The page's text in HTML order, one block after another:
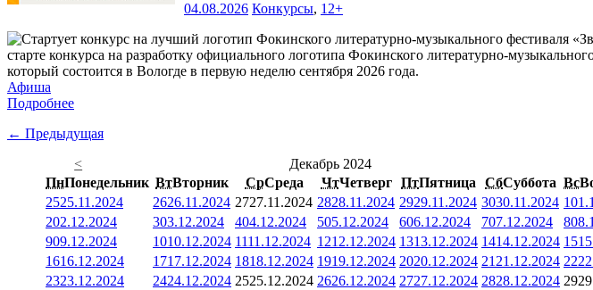
04.08.2026 Конкурсы, 12+
старте конкурса на разработку официального логотипа Фокинского литературно-
который состоится в Вологде в первую неделю сентября 2026 года.
Афиша
Подробнее
← Предыдущая
<
Декабрь 2024
ПнПонедельник ВтВторник СрСреда ЧтЧетверг ПтПятница СбСуббота Вс
2525.11.2024 2626.11.2024 2727.11.2024 2828.11.2024 2929.11.2024 3030.11.2024 1
202.12.2024 303.12.2024 404.12.2024 505.12.2024 606.12.2024 707.12.2024 8
909.12.2024 1010.12.2024 1111.12.2024 1212.12.2024 1313.12.2024 1414.12.2024 15
1616.12.2024 1717.12.2024 1818.12.2024 1919.12.2024 2020.12.2024 21 21.12.2024 22
2323.12.2024 2424.12.2024 2525.12.2024 2626.12.2024 2727.12.2024 2828.12.2024 29